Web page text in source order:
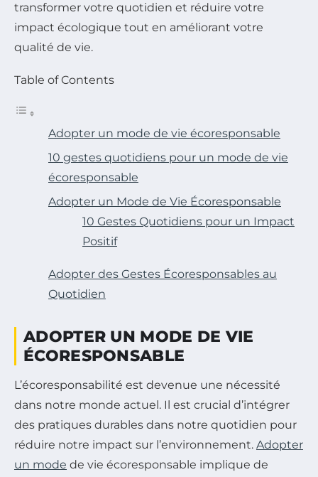
transformer votre quotidien et réduire votre
impact écologique tout en améliorant votre
qualité de vie.
Table of Contents
Adopter un mode de vie écoresponsable
10 gestes quotidiens pour un mode de vie
écoresponsable
Adopter un Mode de Vie Écoresponsable
10 Gestes Quotidiens pour un Impact
Positif
Adopter des Gestes Écoresponsables au
Quotidien
ADOPTER UN MODE DE VIE
ÉCORESPONSABLE
L’écoresponsabilité est devenue une nécessité
dans notre monde actuel. Il est crucial d’intégrer
des pratiques durables dans notre quotidien pour
réduire notre impact sur l’environnement. Adopter
un mode de vie écoresponsable implique de